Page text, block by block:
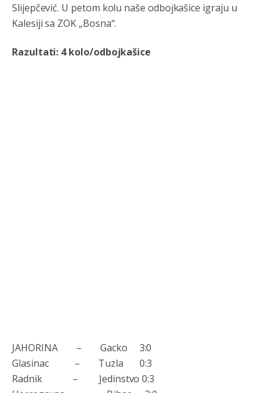
Slijepčević. U petom kolu naše odbojkašice igraju u
Kalesiji sa ZOK „Bosna“.
Razultati: 4 kolo/odbojkašice
JAHORINA – Gacko 3:0
Glasinac – Tuzla 0:3
Radnik – Jedinstvo 0:3